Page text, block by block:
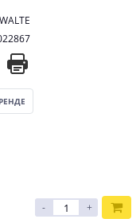
WALTE
- +